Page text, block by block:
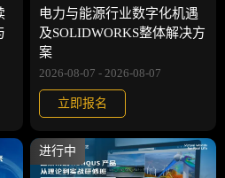
电力与能源行业数字化机遇
及SOLIDWORKS整体解决方
案
2026-08-07 - 2026-08-07
立即报名
进行中